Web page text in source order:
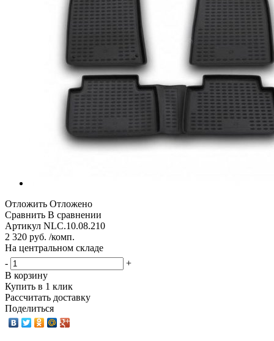
Отложить Отложено
Сравнить В сравнении
Артикул NLC.10.08.210
2 320 руб. /комп.
На центральном складе
-
+
В корзину
Купить в 1 клик
Рассчитать доставку
Поделиться